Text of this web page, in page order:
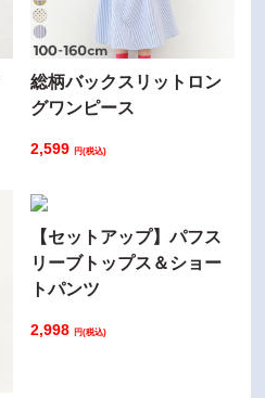
総柄バックスリットロン
グワンピース
2,599 円(税込)
【セットアップ】パフス
リーブトップス＆ショー
トパンツ
2,998 円(税込)